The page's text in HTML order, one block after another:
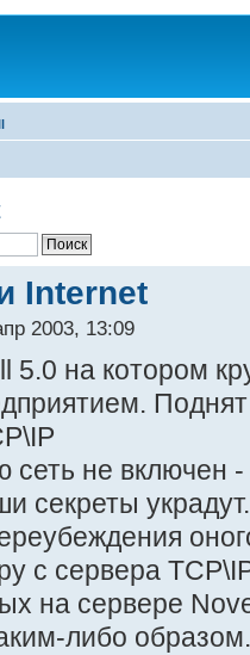
Internet
2003, 13:09
5.0 на котором
сеть не включен
секреты
с сервера
на сервере
либо образом.